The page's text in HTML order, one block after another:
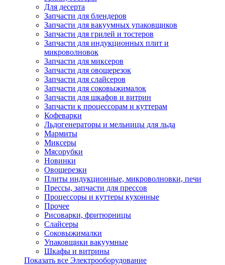
Для десерта
Запчасти для блендеров
Запчасти для вакуумных упаковщиков
Запчасти для грилей и тостеров
Запчасти для индукционных плит и
микроволновок
Запчасти для миксеров
Запчасти для овощерезок
Запчасти для слайсеров
Запчасти для соковыжималок
Запчасти для шкафов и витрин
Запчасти к процессорам и куттерам
Кофеварки
Льдогенераторы и мельницы для льда
Мармиты
Миксеры
Мясорубки
Новинки
Овощерезки
Плиты индукционные, микроволновки, печи
Прессы, запчасти для прессов
Процессоры и куттеры кухонные
Прочее
Рисоварки, фритюрницы
Слайсеры
Соковыжималки
Упаковщики вакуумные
Шкафы и витрины
Показать все Электрооборудование